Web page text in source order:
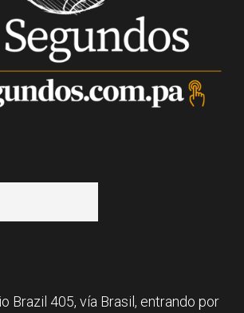
Brazil 405, vía Brasil, entrando por